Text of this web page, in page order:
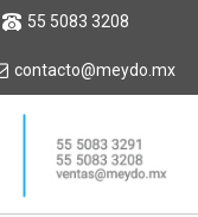
55 5083 3208
contacto@meydo.mx